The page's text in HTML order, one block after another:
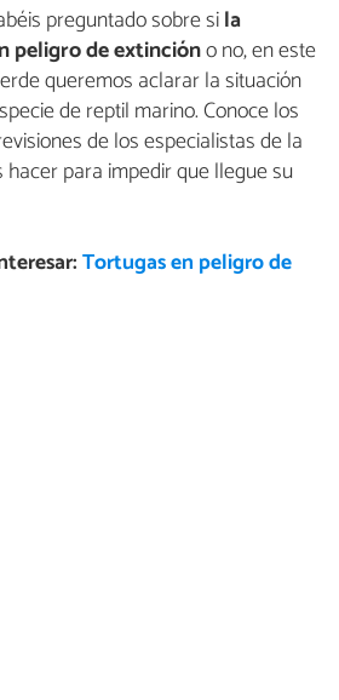
preguntado sobre sila
peligro de extincióno no, en este
queremos aclarar la situación
de reptil marino. Conoce los
de los especialistas de la
para impedir que llegue su
Tortugas en peligro de